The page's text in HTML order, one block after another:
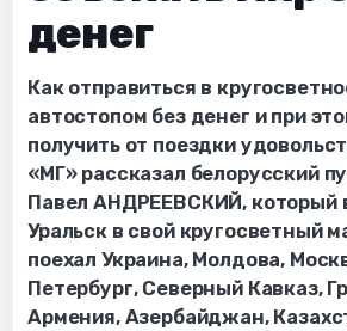
денег
Как отправиться в
автостопом без денег и при
получить от поездки
«МГ» рассказал белорусский
Павел АНДРЕЕВСКИЙ, который
Уральск в свой кругосветный
поехал Украина, Молдова,
Петербург, Северный Кавказ,
Армения, Азербайджан,